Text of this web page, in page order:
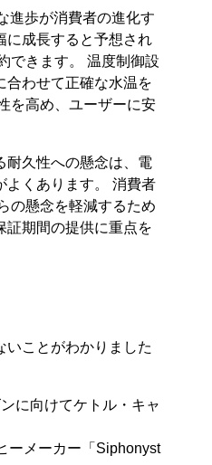
進歩が消費者の進化す
に成長すると予想され
できます。 温度制御設
合わせて正確な水温を
を高め、ユーザーに安
耐久性への懸念は、電
よくあります。 消費者
の懸念を軽減するため
証期間の提供に重点を
いことがわかりました
に向けてケトル・キャ
ーメーカー「Siphonyst